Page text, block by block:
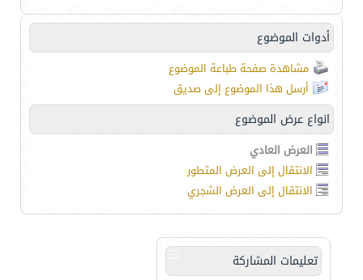
أدوات الموضوع
مشاهدة صفحة طباعة الموضوع
أرسل هذا الموضوع إلى صديق
انواع عرض الموضوع
العرض العادي
الانتقال إلى العرض المتطور
الانتقال إلى العرض الشجري
تعليمات المشاركة